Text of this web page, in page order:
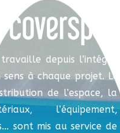
travaille depuis
sens à chaque projet. Le
de l’espace, la
sont mis au service de